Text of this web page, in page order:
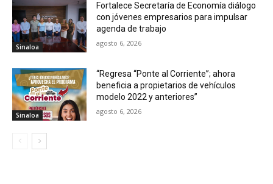
Sinaloa
Fortalece Secretaría de Economía diálogo
con jóvenes empresarios para impulsar
agenda de trabajo
agosto 6, 2026
Sinaloa
“Regresa “Ponte al Corriente”; ahora
beneficia a propietarios de vehículos
modelo 2022 y anteriores”
agosto 6, 2026